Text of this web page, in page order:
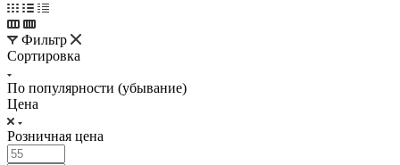
Фильтр
Сортировка
По популярности (убывание)
Цена
Розничная цена